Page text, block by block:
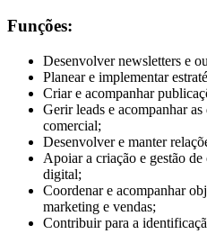
Funções:
Desenvolver newsletters e
Planear e implementar
Criar e acompanhar
Gerir leads e acompanhar
comercial;
Desenvolver e manter
Apoiar a criação e gestão
digital;
Coordenar e acompanhar
marketing e vendas;
Contribuir para a